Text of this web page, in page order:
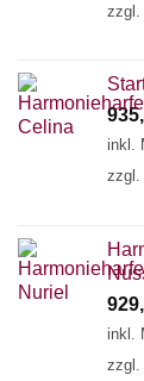
zzgl.
inkl.
zzgl.
inkl.
zzgl.